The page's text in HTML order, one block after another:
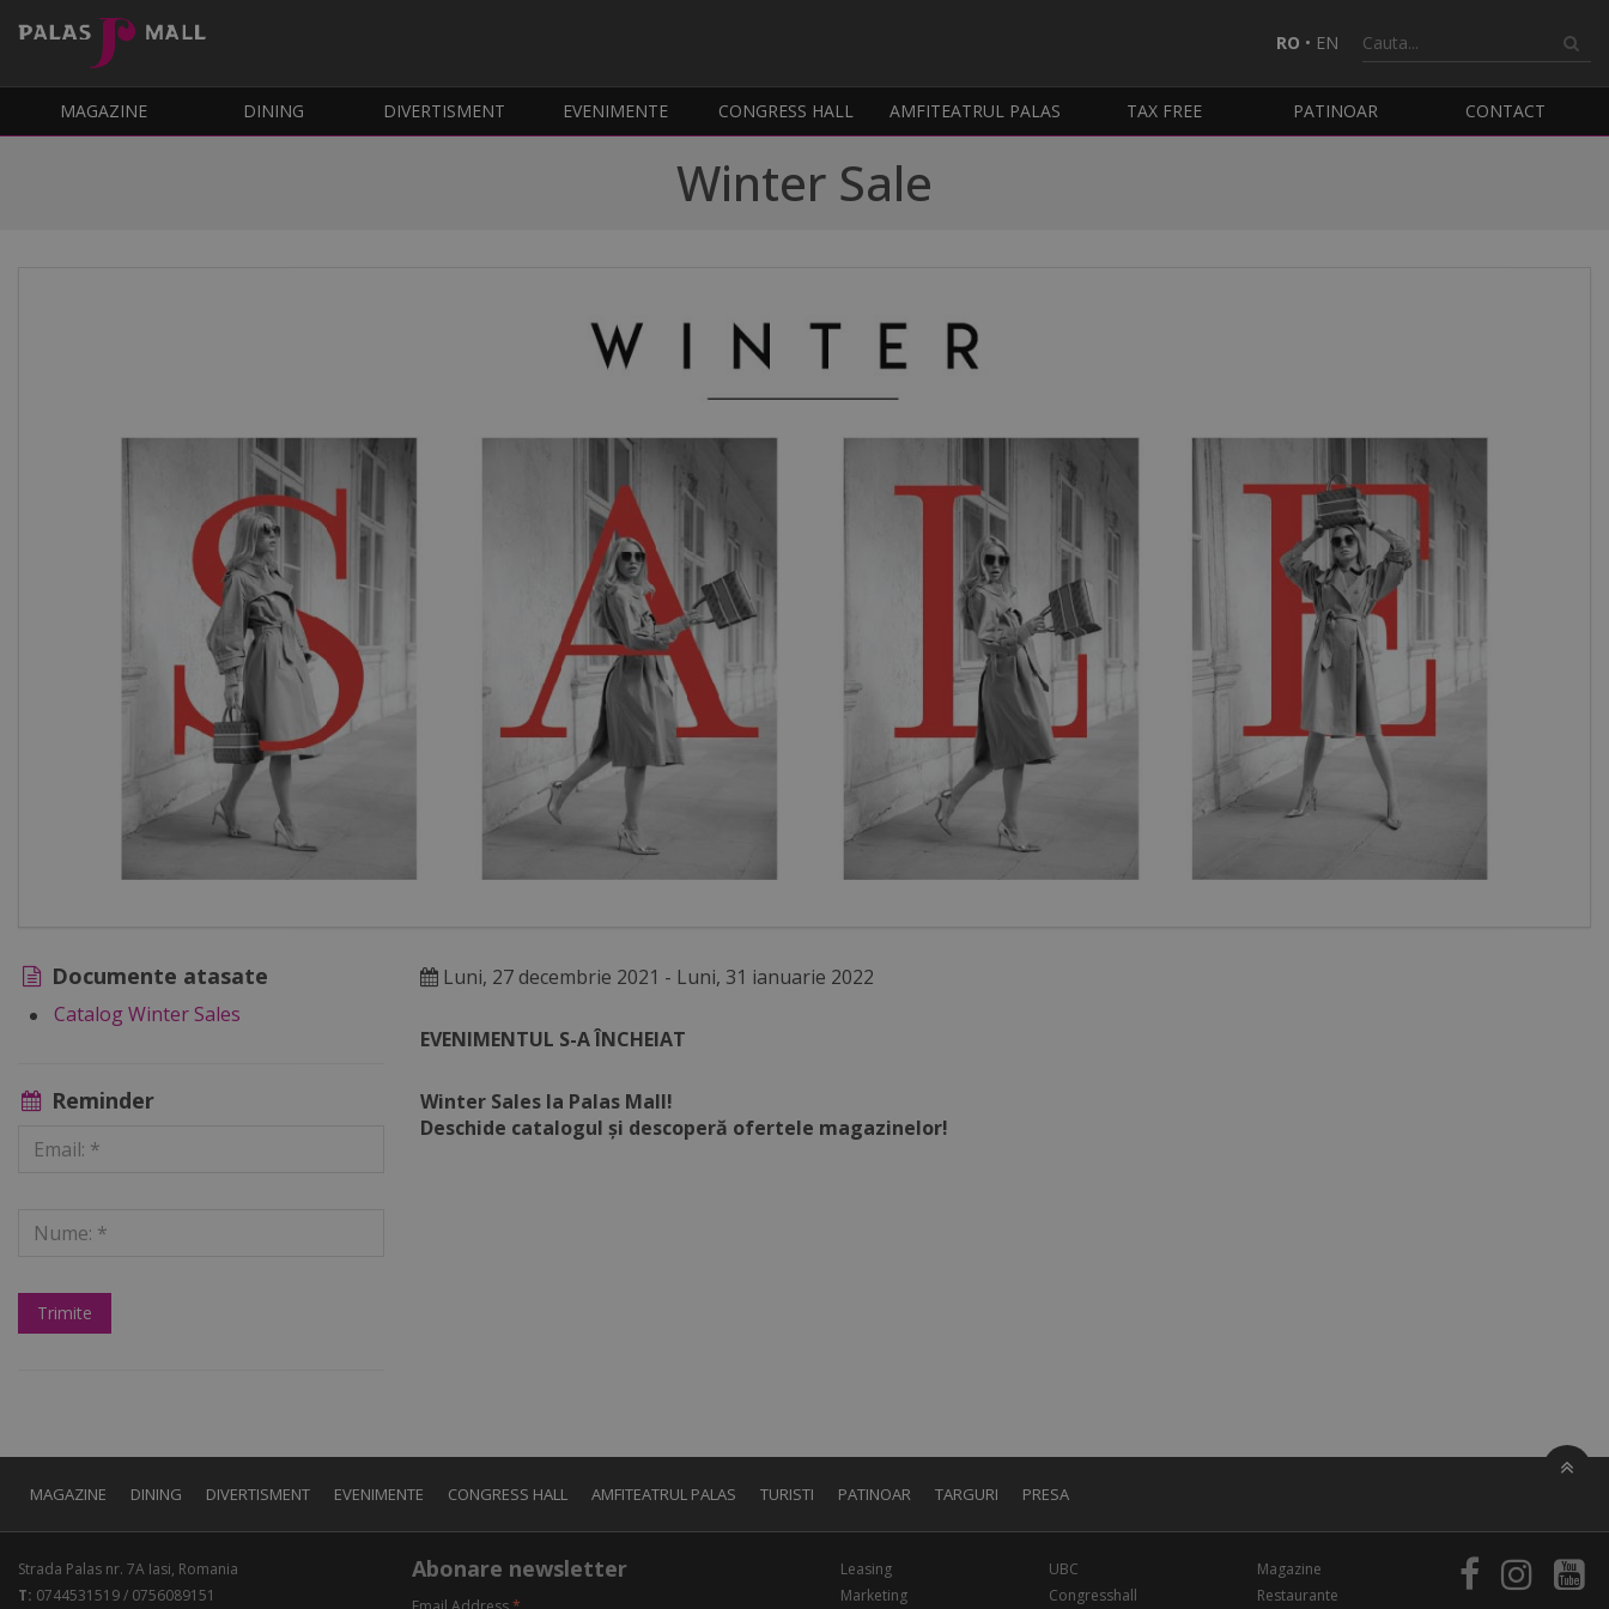
RO • EN
MAGAZINE DINING DIVERTISMENT EVENIMENTE CONGRESS HALL AMFITEATRUL PALAS TAX FREE PATINOAR CONTACT
Winter Sale
Luni, 27 decembrie 2021 - Luni, 31 ianuarie 2022
EVENIMENTUL S-A ÎNCHEIAT
Winter Sales la Palas Mall!
Deschide catalogul și descoperă ofertele magazinelor!
Documente atasate
Catalog Winter Sales
Reminder
MAGAZINE DINING DIVERTISMENT EVENIMENTE CONGRESS HALL AMFITEATRUL PALAS TURISTI PATINOAR TARGURI PRESA
Strada Palas nr. 7A Iasi, Romania
T: 0744531519 / 0756089151
Abonare newsletter
Leasing
Marketing
UBC
Congresshall
Magazine
Restaurante